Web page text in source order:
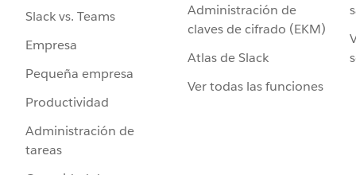
Slack vs. Teams
Empresa
Pequeña empresa
Productividad
Administración de
tareas
Administración de
claves de cifrado (EKM)
Atlas de Slack
Ver todas las funciones